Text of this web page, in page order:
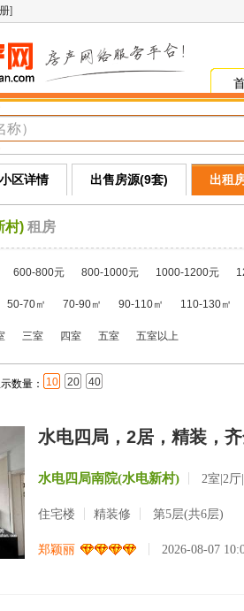
]
区详情 出售房源(9套) 出租
村) 租房
600-800元 800-1000元 1000-1200元
50-70㎡ 70-90㎡ 90-110㎡ 110-130㎡
三室 四室 五室 五室以上
数量： 10 20 40
水电四局，2居，精装，
水电四局南院(水电新村) 2室|2厅
住宅楼 精装修 第5层(共6层)
郑颖丽 2026-08-07